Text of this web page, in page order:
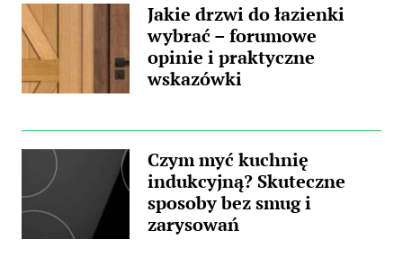
Jakie drzwi do łazienki
wybrać – forumowe
opinie i praktyczne
wskazówki
Czym myć kuchnię
indukcyjną? Skuteczne
sposoby bez smug i
zarysowań